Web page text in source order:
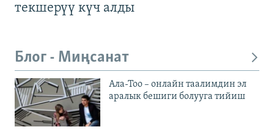
текшерүү күч алды
Блог - Миңсанат
Ала-Тоо – онлайн таалимдин эл
аралык бешиги болууга тийиш